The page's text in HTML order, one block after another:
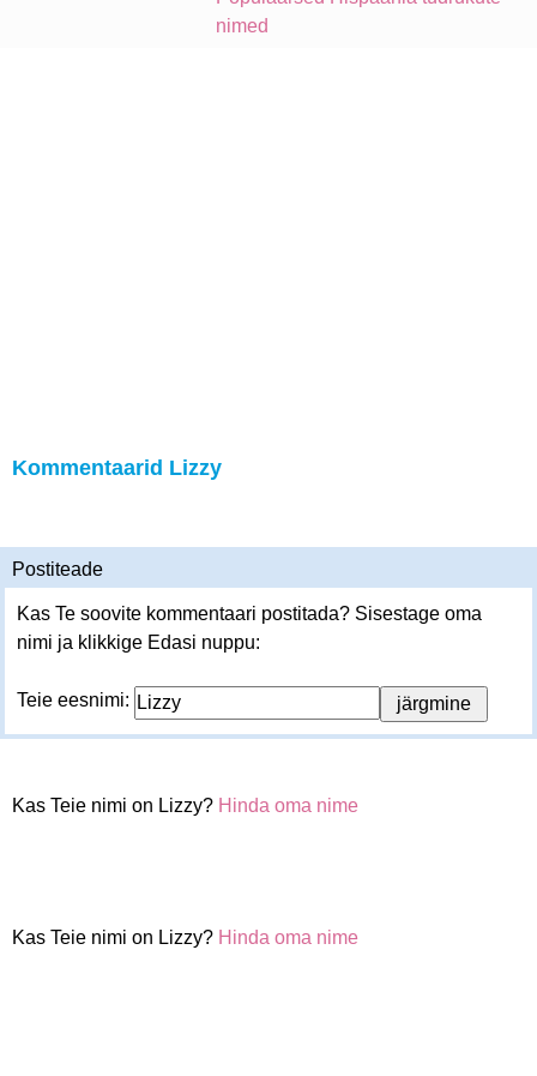
nimed
Kommentaarid Lizzy
Postiteade
Kas Te soovite kommentaari postitada? Sisestage oma
nimi ja klikkige Edasi nuppu:
Teie eesnimi:
Kas Teie nimi on Lizzy? Hinda oma nime
Kas Teie nimi on Lizzy? Hinda oma nime